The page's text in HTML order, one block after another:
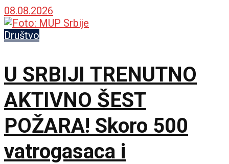
samo zato što su bili
Srbi
08.08.2026
Društvo
U SRBIJI TRENUTNO
AKTIVNO ŠEST
POŽARA! Skoro 500
vatrogasaca i